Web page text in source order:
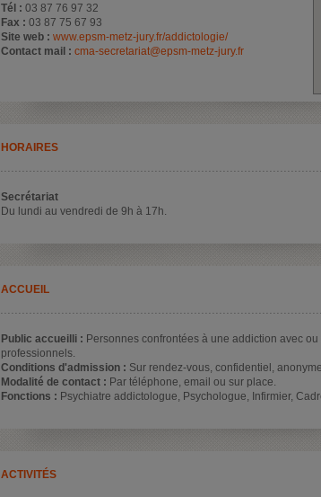
Tél : 03 87 76 97 32
Fax : 03 87 75 67 93
Site web : www.epsm-metz-jury.fr/addictologie/
Contact mail : cma-secretariat@epsm-metz-jury.fr
HORAIRES
Secrétariat
Du lundi au vendredi de 9h à 17h.
ACCUEIL
Public accueilli : Personnes confrontées à une addiction avec
professionnels.
Conditions d'admission : Sur rendez-vous, confidentiel,
Modalité de contact : Par téléphone, email ou sur place.
Fonctions : Psychiatre addictologue, Psychologue, Infirmier,
ACTIVITÉS